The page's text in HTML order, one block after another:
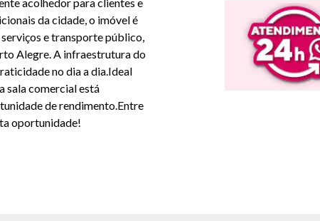
da cidade, o imóvel é
e transporte público,
Alegre. A infraestrutura do
no dia a dia.Ideal
sala comercial está
de rendimento.Entre
oportunidade!